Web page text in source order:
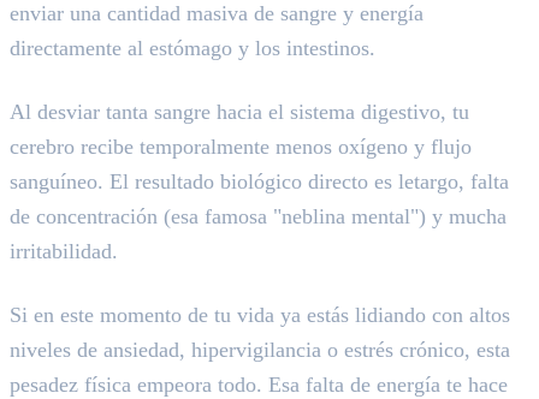
enviar una cantidad masiva de sangre y energía
directamente al estómago y los intestinos.
Al desviar tanta sangre hacia el sistema digestivo, tu
cerebro recibe temporalmente menos oxígeno y flujo
sanguíneo. El resultado biológico directo es letargo, falta
de concentración (esa famosa "neblina mental") y mucha
irritabilidad.
Si en este momento de tu vida ya estás lidiando con altos
niveles de ansiedad, hipervigilancia o estrés crónico, esta
pesadez física empeora todo. Esa falta de energía te hace